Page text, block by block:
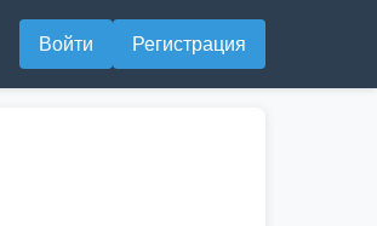
Войти Регистрация